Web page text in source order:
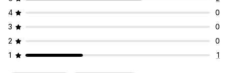
4
0
3
0
2
0
1
1